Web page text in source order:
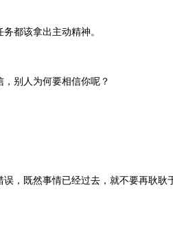
都该拿出主动精神。
别人为何要相信你呢？
，既然事情已经过去，就不要再耿耿